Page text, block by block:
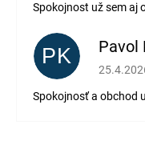
Spokojnost už sem aj
PK Pavol
Spokojnosť a obchod